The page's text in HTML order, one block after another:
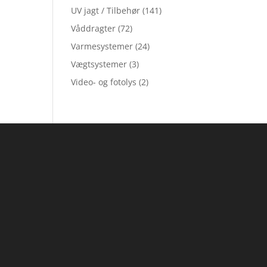
UV jagt / Tilbehør (141)
Våddragter (72)
Varmesystemer (24)
Vægtsystemer (3)
Video- og fotolys (2)